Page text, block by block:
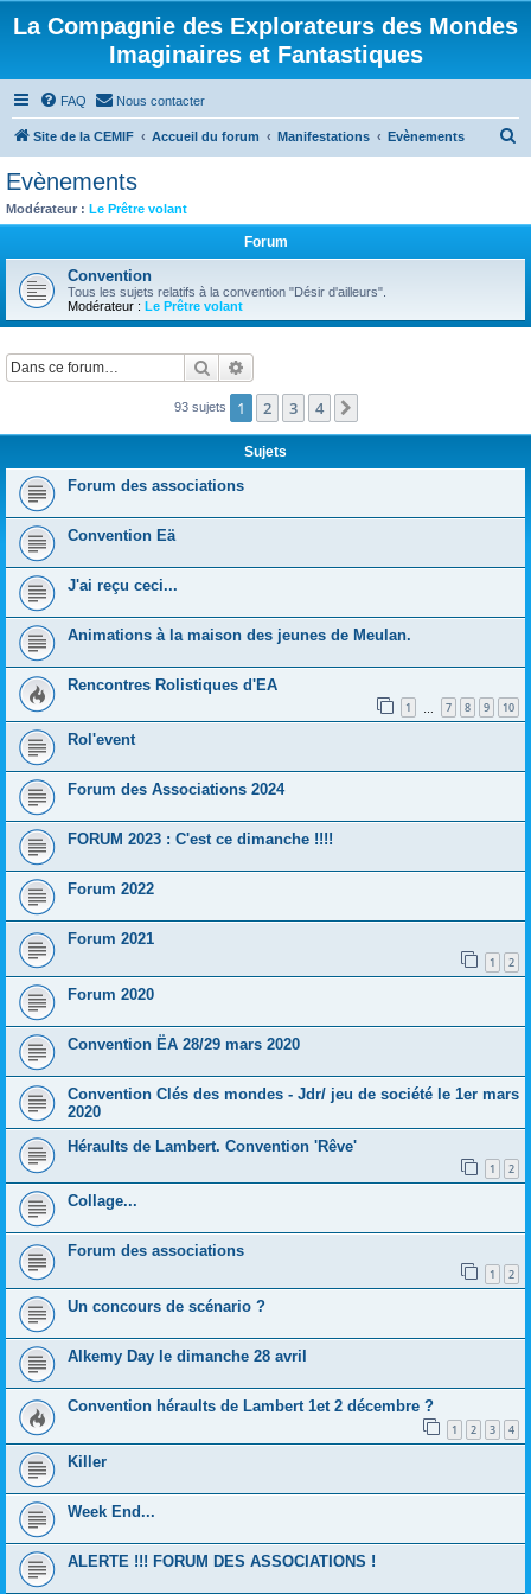
La Compagnie des Explorateurs des Mondes
Imaginaires et Fantastiques
FAQ Nous contacter
Site de la CEMIF Accueil du forum Manifestations Evènements
Evènements
Modérateur : Le Prêtre volant
Forum
Convention
Tous les sujets relatifs à la convention "Désir d'ailleurs".
Modérateur : Le Prêtre volant
Rechercher
93 sujets 1 2 3 4
Sujets
Forum des associations
Convention Eä
J'ai reçu ceci...
Animations à la maison des jeunes de Meulan.
Rencontres Rolistiques d'EA
1 7 8 9 10
Rol'event
Forum des Associations 2024
FORUM 2023 : C'est ce dimanche !!!!
Forum 2022
Forum 2021
1 2
Forum 2020
Convention ËA 28/29 mars 2020
Convention Clés des mondes - Jdr/ jeu de société le 1er mars
2020
Héraults de Lambert. Convention 'Rêve'
1 2
Collage...
Forum des associations
1 2
Un concours de scénario ?
Alkemy Day le dimanche 28 avril
Convention héraults de Lambert 1et 2 décembre ?
1 2 3 4
Killer
Week End...
ALERTE !!! FORUM DES ASSOCIATIONS !